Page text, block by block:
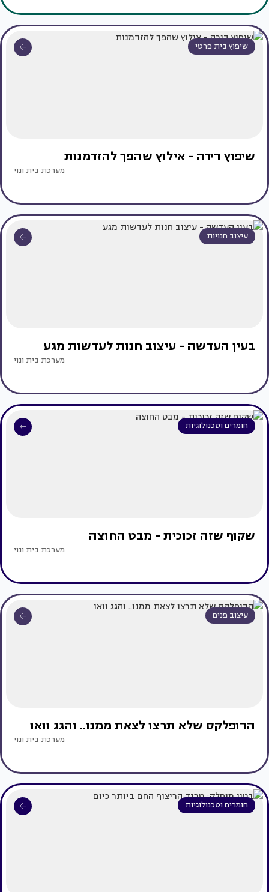
שיפוץ בית פרטי
שיפוץ דירה - אילוץ שהפך להזדמנות
מערכת בית ונוי
עיצוב חנויות
בעין העדשה - עיצוב חנות לעדשות מגע
מערכת בית ונוי
חומרים וטכנולוגיות
שקוף שזה זכוכית - מבט החוצה
מערכת בית ונוי
עיצוב פנים
הדופלקס שלא תרצו לצאת ממנו.. והגג וואו
מערכת בית ונוי
חומרים וטכנולוגיות